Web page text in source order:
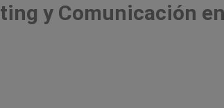
y Comunicación